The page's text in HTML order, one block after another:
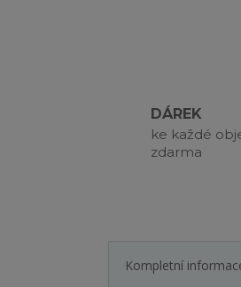
DÁREK
ke každé
zdarma
Kompletní